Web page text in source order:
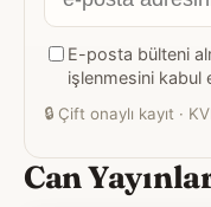
posta
adresiniz
E-posta bülteni
işlenmesini kabul
🔒 Çift onaylı kayıt ·
Can